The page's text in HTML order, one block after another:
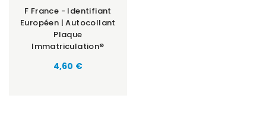
F France - Identifiant
Européen | Autocollant
Plaque
Immatriculation®
Prix
4,60 €